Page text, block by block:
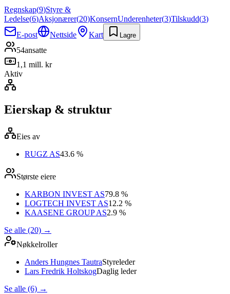
Regnskap(9)Styre &
Ledelse(6)Aksjonærer(20)KonsernUnderenheter(3)Tilskudd(3)
E-post
Nettside Kart Lagre
54ansatte
1,1 mill. kr
Aktiv
Eierskap & struktur
Eies av
RUGZ AS43.6 %
Største eiere
KARBON INVEST AS79.8 %
LOGTECH INVEST AS12.2 %
KAASENE GROUP AS2.9 %
Se alle (20) →
Nøkkelroller
Anders Hungnes TautraStyreleder
Lars Fredrik HoltskogDaglig leder
Se alle (6) →